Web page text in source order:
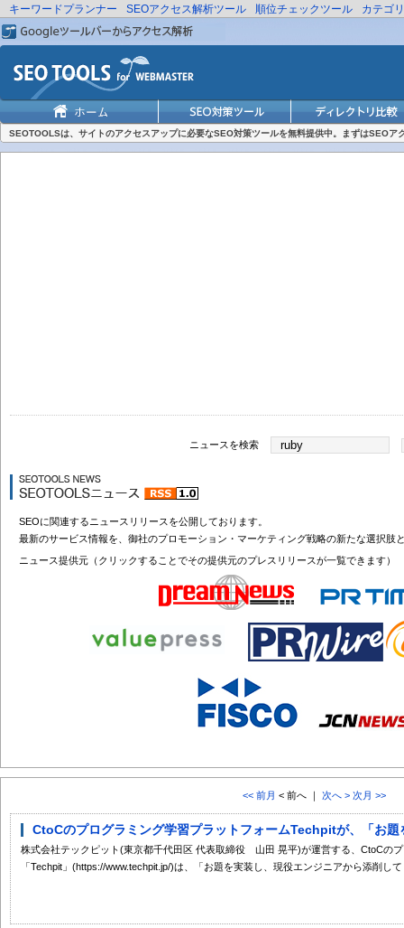
キーワードプランナー SEOアクセス解析ツール 順位チェックツール カテゴ
SEOTOOLSは、サイトのアクセスアップに必要なSEO対策ツールを無料提供中。まずはSEOア
ニュースを検索
SEOに関連するニュースリリースを公開しております。
最新のサービス情報を、御社のプロモーション・マーケティング戦略の新たな選択肢
ニュース提供元（クリックすることでその提供元のプレスリリースが一覧できます）
<< 前月 < 前へ ｜ 次へ > 次月 >>
CtoCのプログラミング学習プラットフォームTechpitが、「お題
株式会社テックピット(東京都千代田区 代表取締役 山田 晃平)が運営する、CtoCの
「Techpit」(https://www.techpit.jp/)は、「お題を実装し、現役エンジニアから添削し